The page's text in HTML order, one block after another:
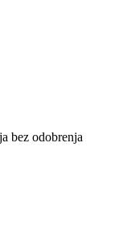
bez odobrenja